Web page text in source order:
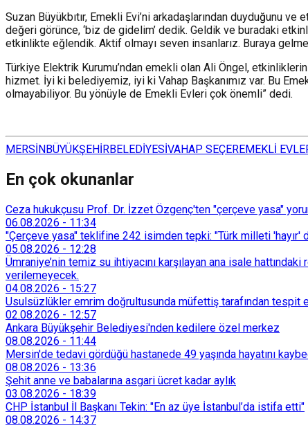
Suzan Büyükbıtır, Emekli Evi’ni arkadaşlarından duyduğunu
değeri görünce, ‘biz de gidelim’ dedik. Geldik ve buradaki
etkinlikte eğlendik. Aktif olmayı seven insanlarız. Buraya
Türkiye Elektrik Kurumu’ndan emekli olan Ali Öngel,
hizmet. İyi ki belediyemiz, iyi ki Vahap Başkanımız var. Bu
olmayabiliyor. Bu yönüyle de Emekli Evleri çok önemli” dedi.
MERSİNBÜYÜKŞEHİRBELEDİYESİVAHAP SEÇEREMEKLİ
En çok okunanlar
Ceza hukukçusu Prof. Dr. İzzet Özgenç'ten "çerçeve yasa"
06.08.2026 - 11:34
"Çerçeve yasa" teklifine 242 isimden tepki: "Türk milleti 'hayır'
05.08.2026 - 12:28
Ümraniye’nin temiz su ihtiyacını karşılayan ana isale
verilemeyecek.
04.08.2026 - 15:27
Usulsüzlükler emrim doğrultusunda müfettiş tarafından tespit
02.08.2026 - 12:57
Ankara Büyükşehir Belediyesi'nden kedilere özel merkez
08.08.2026 - 11:44
Mersin'de tedavi gördüğü hastanede 49 yaşında hayatını
08.08.2026 - 13:36
Şehit anne ve babalarına asgari ücret kadar aylık
03.08.2026 - 18:39
CHP İstanbul İl Başkanı Tekin: "En az üye İstanbul’da istifa etti"
08.08.2026 - 14:37